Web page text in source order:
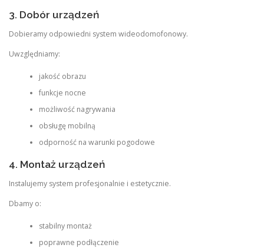
3. Dobór urządzeń
Dobieramy odpowiedni system wideodomofonowy.
Uwzględniamy:
jakość obrazu
funkcje nocne
możliwość nagrywania
obsługę mobilną
odporność na warunki pogodowe
4. Montaż urządzeń
Instalujemy system profesjonalnie i estetycznie.
Dbamy o:
stabilny montaż
poprawne podłączenie